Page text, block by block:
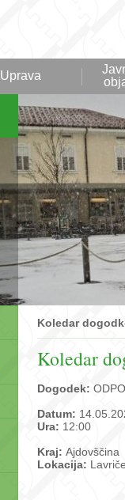
Uprava
Koledar
Koledar
Dogodek:
Datum:
Ura: 12:00
Kraj: Ajdovščina
Lokacija: